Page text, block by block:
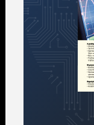
Pomiary i
Raspberry